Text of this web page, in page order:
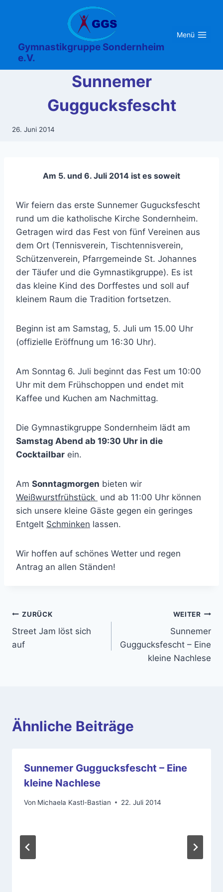
Gymnastikgruppe Sondernheim
e.V.
Menü
Sunnemer
Guggucksfescht
26. Juni 2014
Am 5. und 6. Juli 2014 ist es soweit
Wir feiern das erste Sunnemer Gugucksfescht
rund um die katholische Kirche Sondernheim.
Getragen wird das Fest von fünf Vereinen aus
dem Ort (Tennisverein, Tischtennisverein,
Schützenverein, Pfarrgemeinde St. Johannes
der Täufer und die Gymnastikgruppe). Es ist
das kleine Kind des Dorffestes und soll auf
kleinem Raum die Tradition fortsetzen.
Beginn ist am Samstag, 5. Juli um 15.00 Uhr
(offizielle Eröffnung um 16:30 Uhr).
Am Sonntag 6. Juli beginnt das Fest um 10:00
Uhr mit dem Frühschoppen und endet mit
Kaffee und Kuchen am Nachmittag.
Die Gymnastikgruppe Sondernheim lädt am
Samstag Abend ab 19:30 Uhr in die
Cocktailbar ein.
Am Sonntagmorgen bieten wir
Weißwurstfrühstück und ab 11:00 Uhr können
sich unsere kleine Gäste gegen ein geringes
Entgelt Schminken lassen.
Wir hoffen auf schönes Wetter und regen
Antrag an allen Ständen!
Beitragsnavigation
ZURÜCK
Street Jam löst sich
auf
WEITER
Sunnemer
Guggucksfescht – Eine
kleine Nachlese
Ähnliche Beiträge
Sunnemer Guggucksfescht – Eine
kleine Nachlese
Von Michaela Kastl-Bastian 22. Juli 2014